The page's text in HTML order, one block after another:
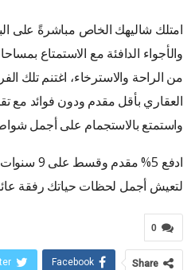
امتلك شاليهك الخاص مباشرةً على
والأجواء الدافئة مع الاستمتاع
من الراحة والاسترخاء، اغتنم تلك
واستمتع بالاستجمام على أجمل
ادفع 5%
لتعيش أجمل لحظات حياتك رفقة
0
Share
Facebook